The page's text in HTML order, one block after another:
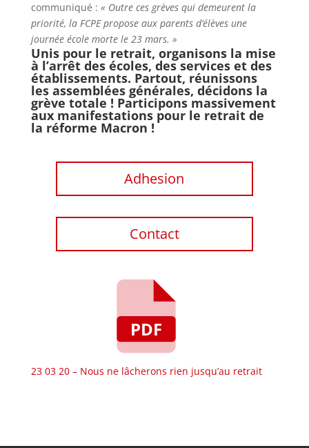
communiqué : « Outre ces grèves qui demeurent la
priorité, la FCPE propose aux parents d’élèves une
journée école morte le 23 mars. »
Unis pour le retrait, organisons la mise
à l’arrêt des écoles, des services et des
établissements. Partout, réunissons
les assemblées générales, décidons la
grève totale ! Participons massivement
aux manifestations pour le retrait de
la réforme Macron !
Adhesion
Contact
23 03 20 – Nous ne lâcherons rien jusqu’au retrait